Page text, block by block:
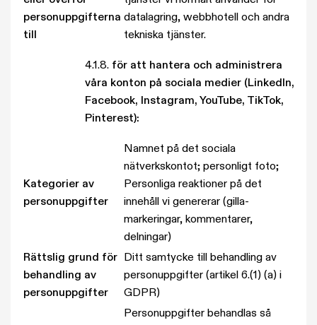
personuppgifterna
till
datalagring, webbhotell och andra
tekniska tjänster.
4.1.8. för att hantera och administrera
våra konton på sociala medier (LinkedIn,
Facebook, Instagram, YouTube, TikTok,
Pinterest):
Kategorier av
personuppgifter
Namnet på det sociala
nätverkskontot; personligt foto;
Personliga reaktioner på det
innehåll vi genererar (gilla-
markeringar, kommentarer,
delningar)
Rättslig grund för
behandling av
personuppgifter
Ditt samtycke till behandling av
personuppgifter (artikel 6.(1) (a) i
GDPR)
Personuppgifter behandlas så